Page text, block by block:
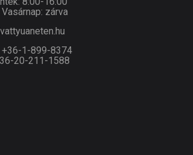
zárva
+36-1-899-8374
20-211-1588